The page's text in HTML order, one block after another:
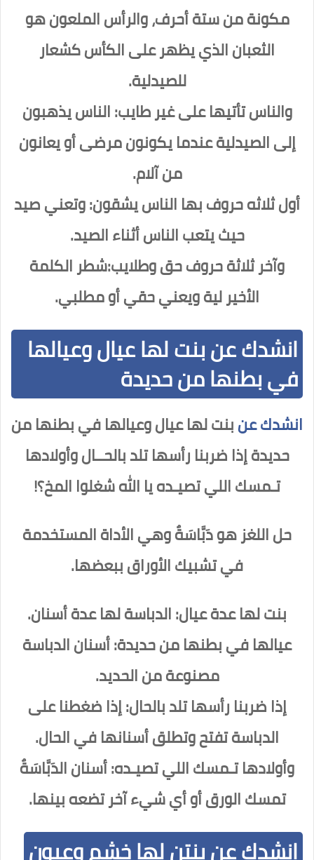
مكونة من ستة أحرف، والرأس الملعون هو
الثعبان الذي يظهر على الكأس كشعار
للصيدلية.
والناس تأتيها على غير طايب: الناس يذهبون
إلى الصيدلية عندما يكونون مرضى أو يعانون
من آلام.
أول ثلاثه حروف بها الناس يشقون: وتعني صيد
حيث يتعب الناس أثناء الصيد.
وآخر ثلاثة حروف حق وطلايب:شطر الكلمة
الأخير لية ويعني حقي أو مطلبي.
انشدك عن بنت لها عيال وعيالها
في بطنها من حديدة
انشدك عنبنت لها عيال وعيالها في بطنها من
حديدة إذا ضربنا رأسها تلد بالحــال وأولادها
تـمسك اللي تصيـده يا الله شغلوا المخ؟!
حل اللغز هو دَبَّاسَةٌ وهي الأداة المستخدمة
في تشبيك الأوراق ببعضها.
بنت لها عدة عيال: الدباسة لها عدة أسنان.
عيالها في بطنها من حديدة: أسنان الدباسة
مصنوعة من الحديد.
إذا ضربنا رأسها تلد بالحال: إذا ضغطنا على
الدباسة تفتح وتطلق أسنانها في الحال.
وأولادها تـمسك اللي تصيـده: أسنان الدَبَّاسَةٌ
تمسك الورق أو أي شيء آخر تضعه بينها.
انشدك عن بنتن لها خشم وعيون